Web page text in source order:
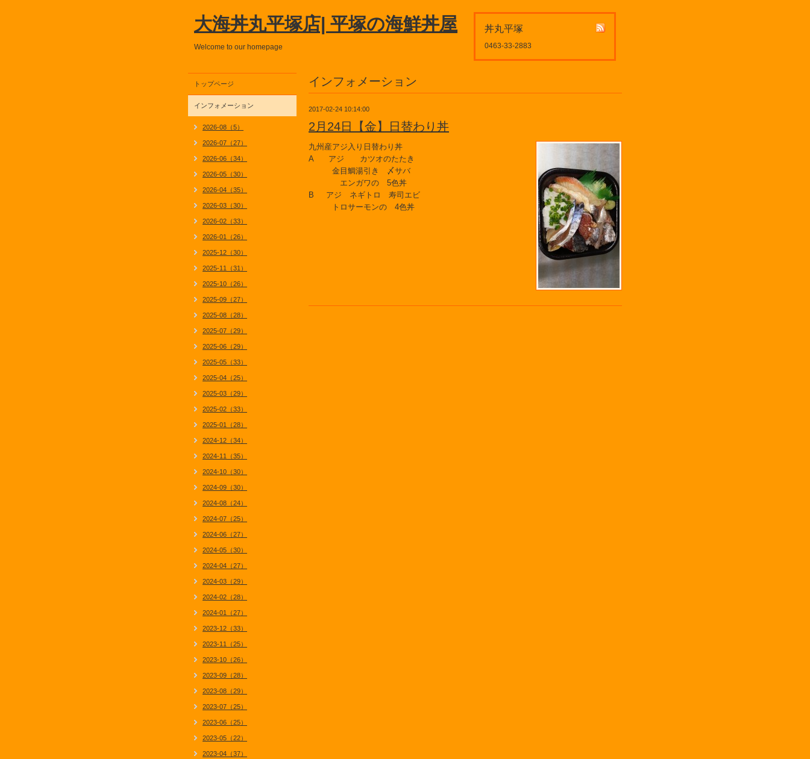
丼丸平塚
0463-33-2883
大海丼丸平塚店| 平塚の海鮮丼屋
Welcome to our homepage
インフォメーション
2017-02-24 10:14:00
2月24日【金】日替わり丼
九州産アジ入り日替わり丼
A アジ カツオのたたき
金目鯛湯引き 〆サバ
エンガワの 5色丼
B アジ ネギトロ 寿司エビ
トロサーモンの 4色丼
トップページ
インフォメーション
2026-08（5）
2026-07（27）
2026-06（34）
2026-05（30）
2026-04（35）
2026-03（30）
2026-02（33）
2026-01（26）
2025-12（30）
2025-11（31）
2025-10（26）
2025-09（27）
2025-08（28）
2025-07（29）
2025-06（29）
2025-05（33）
2025-04（25）
2025-03（29）
2025-02（33）
2025-01（28）
2024-12（34）
2024-11（35）
2024-10（30）
2024-09（30）
2024-08（24）
2024-07（25）
2024-06（27）
2024-05（30）
2024-04（27）
2024-03（29）
2024-02（28）
2024-01（27）
2023-12（33）
2023-11（25）
2023-10（26）
2023-09（28）
2023-08（29）
2023-07（25）
2023-06（25）
2023-05（22）
2023-04（37）